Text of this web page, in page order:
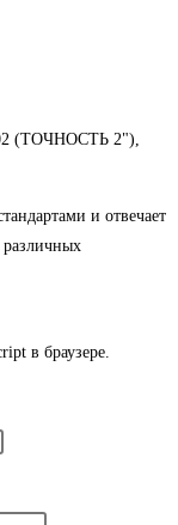
(ТОЧНОСТЬ 2"),
и отвечает
в браузере.